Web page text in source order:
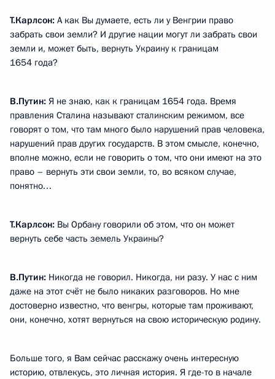
Т.Карлсон: А как Вы думаете, есть ли у Венгрии право
забрать свои земли? И другие нации могут ли забрать свои
земли и, может быть, вернуть Украину к границам
1654 года?
В.Путин: Я не знаю, как к границам 1654 года. Время
правления Сталина называют сталинским режимом, все
говорят о том, что там много было нарушений прав человека,
нарушений прав других государств. В этом смысле, конечно,
вполне можно, если не говорить о том, что они имеют на это
право – вернуть эти свои земли, то, во всяком случае,
понятно…
Т.Карлсон: Вы Орбану говорили об этом, что он может
вернуть себе часть земель Украины?
В.Путин: Никогда не говорил. Никогда, ни разу. У нас с ним
даже на этот счёт не было никаких разговоров. Но мне
достоверно известно, что венгры, которые там проживают,
они, конечно, хотят вернуться на свою историческую родину.
Больше того, я Вам сейчас расскажу очень интересную
историю, отвлекусь, это личная история. Я где-то в начале